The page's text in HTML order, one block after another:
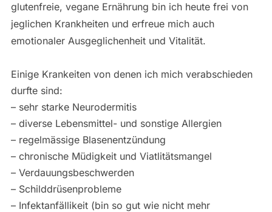
glutenfreie, vegane Ernährung bin ich heute frei von
jeglichen Krankheiten und erfreue mich auch
emotionaler Ausgeglichenheit und Vitalität.
Einige Krankeiten von denen ich mich verabschieden
durfte sind:
– sehr starke Neurodermitis
– diverse Lebensmittel- und sonstige Allergien
– regelmässige Blasenentzündung
– chronische Müdigkeit und Viatlitätsmangel
– Verdauungsbeschwerden
– Schilddrüsenprobleme
– Infektanfällikeit (bin so gut wie nicht mehr